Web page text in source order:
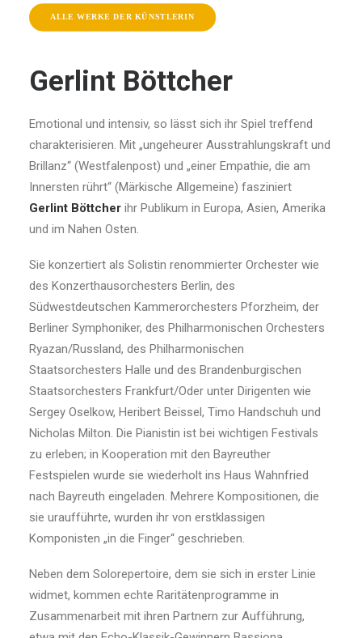
ALLE WERKE DER KÜNSTLERIN
Gerlint Böttcher
Emotional und intensiv, so lässt sich ihr Spiel treffend
charakterisieren. Mit „ungeheurer Ausstrahlungskraft und
Brillanz“ (Westfalenpost) und „einer Empathie, die am
Innersten rührt“ (Märkische Allgemeine) fasziniert
Gerlint Böttcher ihr Publikum in Europa, Asien, Amerika
und im Nahen Osten.
Sie konzertiert als Solistin renommierter Orchester wie
des Konzerthausorchesters Berlin, des
Südwestdeutschen Kammerorchesters Pforzheim, der
Berliner Symphoniker, des Philharmonischen Orchesters
Ryazan/Russland, des Philharmonischen
Staatsorchesters Halle und des Brandenburgischen
Staatsorchesters Frankfurt/Oder unter Dirigenten wie
Sergey Oselkow, Heribert Beissel, Timo Handschuh und
Nicholas Milton. Die Pianistin ist bei wichtigen Festivals
zu erleben; in Kooperation mit den Bayreuther
Festspielen wurde sie wiederholt ins Haus Wahnfried
nach Bayreuth eingeladen. Mehrere Kompositionen, die
sie uraufführte, wurden ihr von erstklassigen
Komponisten „in die Finger“ geschrieben.
Neben dem Solorepertoire, dem sie sich in erster Linie
widmet, kommen echte Raritätenprogramme in
Zusammenarbeit mit ihren Partnern zur Aufführung,